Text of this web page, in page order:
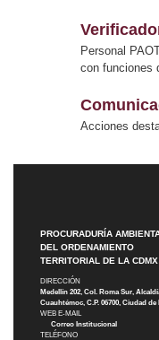
Personal
con funciones
Acciones
PROCURADURÍA
DEL ORDENAMIENTO
TERRITORIAL DE LA CDMX
DIRECCIÓN
Medellín 202, Col. Roma Sur,
Cuauhtémoc, C.P. 06700, Ciudad de
WEB E-MAIL
Correo Institucional
TELÉFONO